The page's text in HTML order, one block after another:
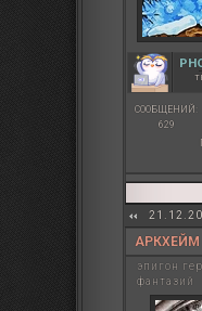
СООБЩЕНИЙ:
629
АРКХЕЙМ
эпигон
фантазий